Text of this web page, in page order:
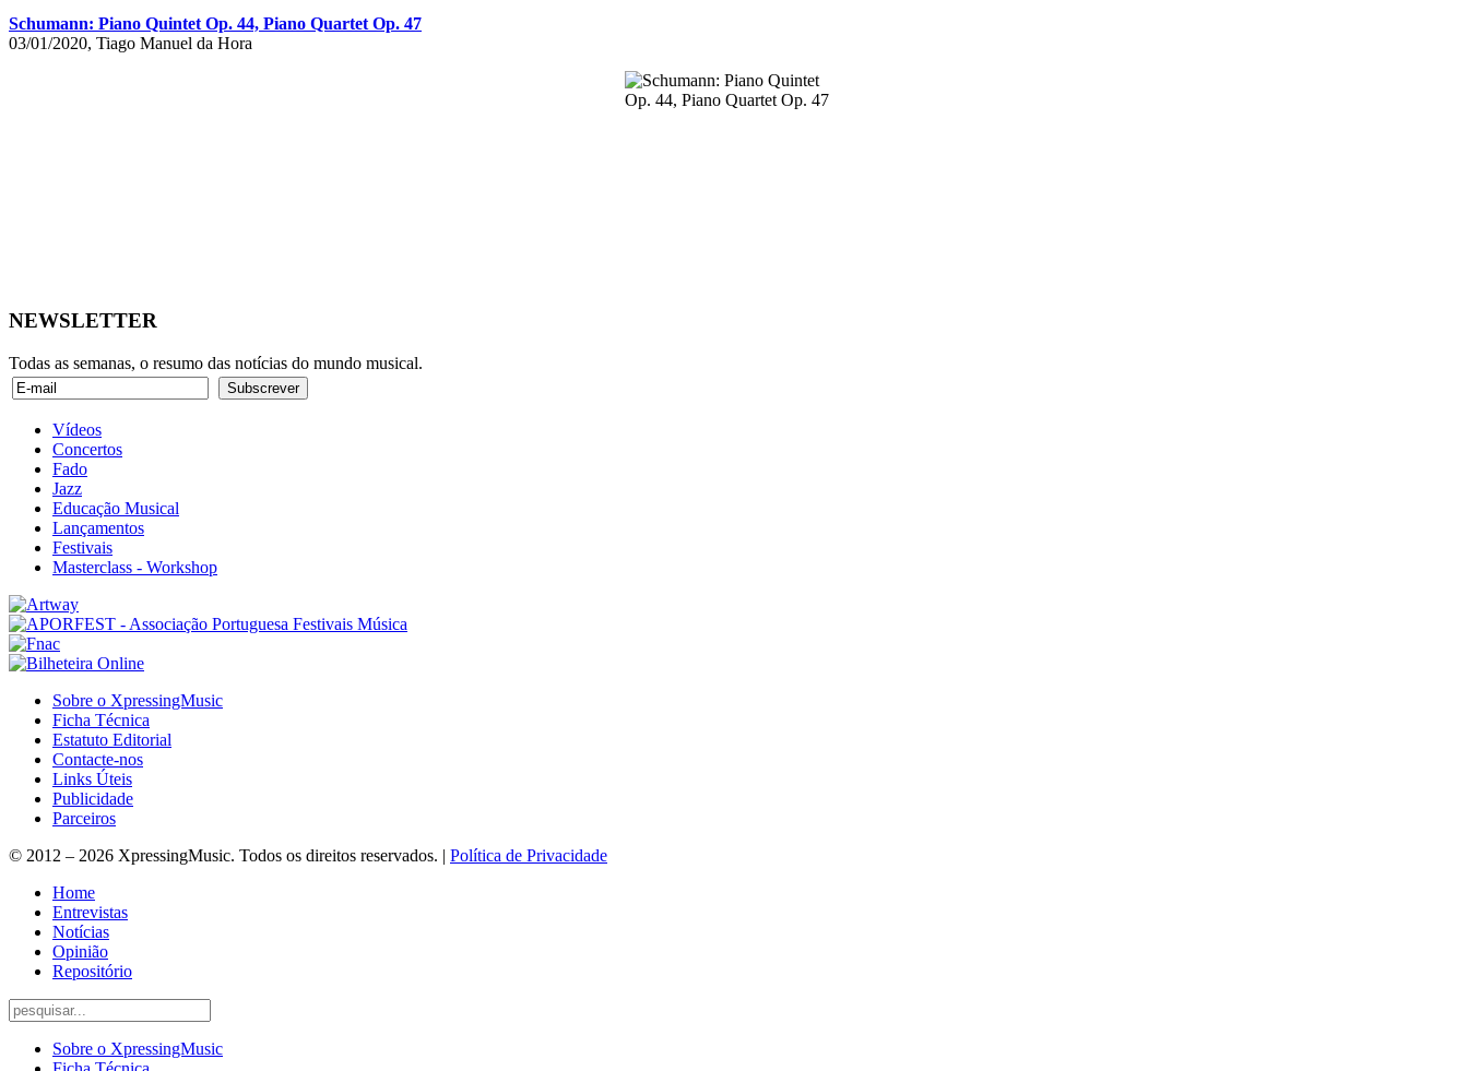
Schumann: Piano Quintet Op. 44, Piano Quartet Op. 47
03/01/2020, Tiago Manuel da Hora
NEWSLETTER
Todas as semanas, o resumo das notícias do mundo musical.
Vídeos
Concertos
Fado
Jazz
Educação Musical
Lançamentos
Festivais
Masterclass - Workshop
Sobre o XpressingMusic
Ficha Técnica
Estatuto Editorial
Contacte-nos
Links Úteis
Publicidade
Parceiros
© 2012 – 2026 XpressingMusic. Todos os direitos reservados. | Política de Privacidade
Home
Entrevistas
Notícias
Opinião
Repositório
Sobre o XpressingMusic